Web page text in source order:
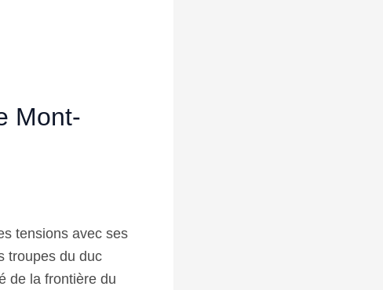
Mont-
tensions avec ses
troupes du duc
de la frontière du